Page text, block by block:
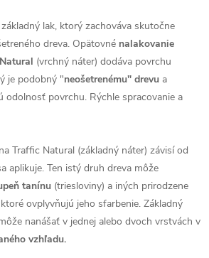
lak, ktorý zachováva skutočne
dreva. Opätovné nalakovanie
(vrchný náter) dodáva povrchu
je podobný "neošetrenému" drevu a
odolnosť povrchu. Rýchle spracovanie a
Traffic Natural (základný náter) závisí od
aplikuje. Ten istý druh dreva môže
tanínu (triesloviny) a iných prirodzene
ovplyvňujú jeho sfarbenie. Základný
nanášať v jednej alebo dvoch vrstvách v
vzhľadu.